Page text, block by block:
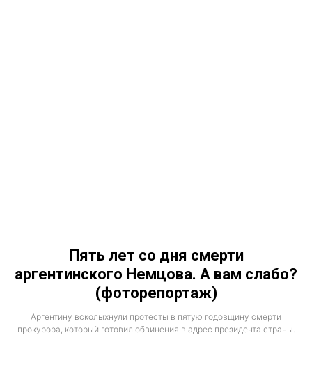
Пять лет со дня смерти
аргентинского Немцова. А вам слабо?
(фоторепортаж)
Аргентину всколыхнули протесты в пятую годовщину смерти
прокурора, который готовил обвинения в адрес президента страны.